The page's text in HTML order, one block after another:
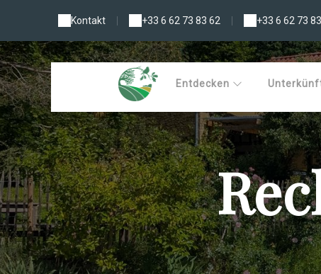
Kontakt +33 6 62 73 83 62 +33 6 62 73
Entdecken